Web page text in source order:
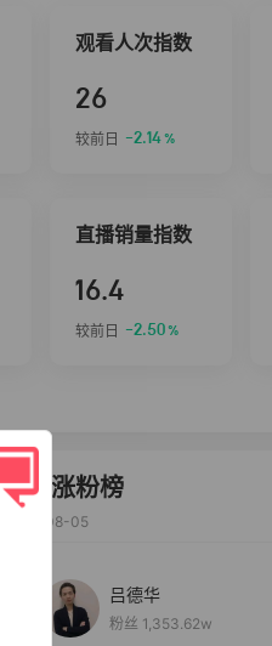
观看人次指数
26
较前日 -2.14%
直播销量指数
16.4
较前日 -2.50%
达人涨粉榜
2026-08-05
吕德华
粉丝 1,353.62w